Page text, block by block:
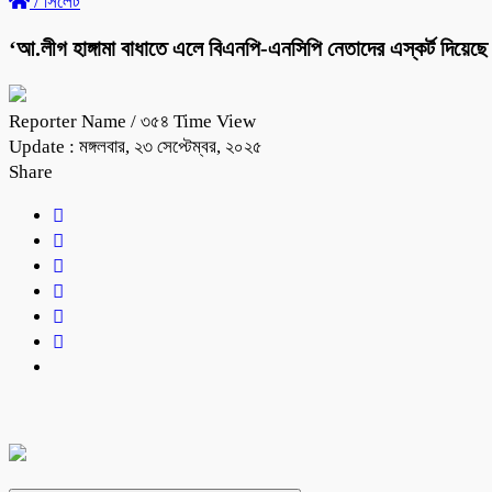
‘আ.লীগ হাঙ্গামা বাধাতে এলে বিএনপি-এনসিপি নেতাদের এস্কর্ট দিয়েছে
Reporter Name / ৩৫৪ Time View
Update : মঙ্গলবার, ২৩ সেপ্টেম্বর, ২০২৫
Share